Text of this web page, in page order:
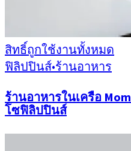
สิทธิ์ถูกใช้งานทั้งหมด
ฟิลิปปินส์•ร้านอาหาร
ร้านอาหารในเครือ
โซฟิลิปปินส์